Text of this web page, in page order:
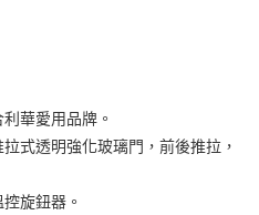
華愛用品牌。
式透明強化玻璃門，前後推拉，
旋鈕器。